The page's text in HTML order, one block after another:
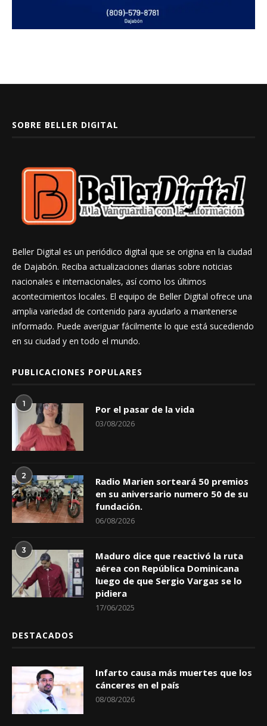
SOBRE BELLER DIGITAL
Beller Digital es un periódico digital que se origina en la ciudad
de Dajabón. Reciba actualizaciones diarias sobre noticias
nacionales e internacionales, así como los últimos
acontecimientos locales. El equipo de Beller Digital ofrece una
amplia variedad de contenido para ayudarlo a mantenerse
informado. Puede averiguar fácilmente lo que está sucediendo
en su ciudad y en todo el mundo.
PUBLICACIONES POPULARES
1 Por el pasar de la vida
03/08/2026
2
Radio Marien sorteará 50 premios
en su aniversario numero 50 de su
fundación.
06/08/2026
3
Maduro dice que reactivó la ruta
aérea con República Dominicana
luego de que Sergio Vargas se lo
pidiera
17/06/2025
DESTACADOS
Infarto causa más muertes que los
cánceres en el país
08/08/2026